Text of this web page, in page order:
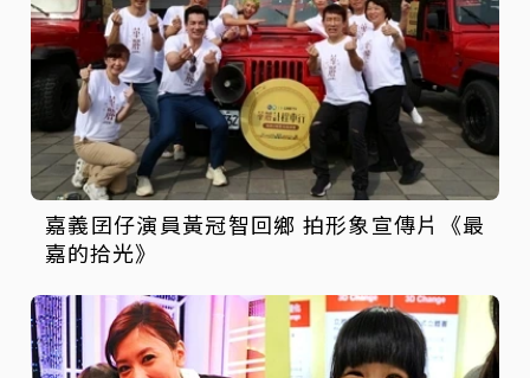
嘉義囝仔演員黃冠智回鄉 拍形象宣傳片《最
嘉的拾光》